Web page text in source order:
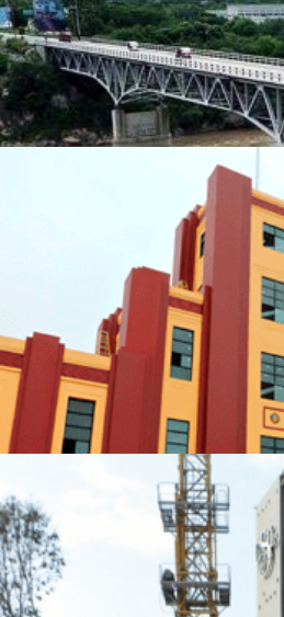
Participación:
Ubicación:
Reforzamiento
Leoncio
Dispositivo:
Participación:
Diseño
Ubicación:
Ampliación
Dispositivo: